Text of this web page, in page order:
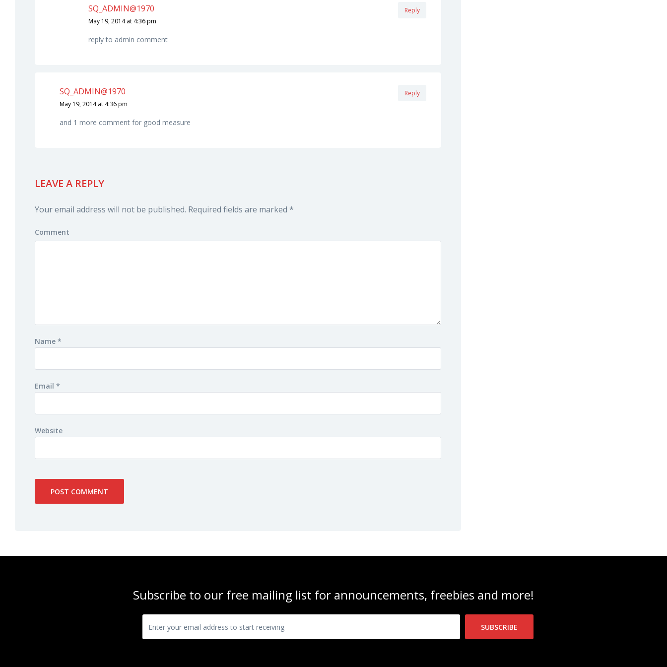
SQ_ADMIN@1970
May 19, 2014 at 4:36 pm
reply to admin comment
Reply
SQ_ADMIN@1970
May 19, 2014 at 4:36 pm
and 1 more comment for good measure
Reply
LEAVE A REPLY
Your email address will not be published. Required fields are marked *
Comment
Name *
Email *
Website
Subscribe to our free mailing list for announcements, freebies and more!